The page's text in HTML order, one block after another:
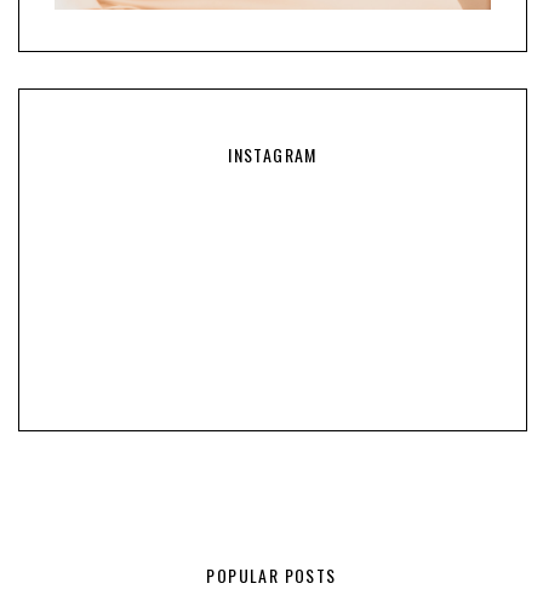
INSTAGRAM
POPULAR POSTS